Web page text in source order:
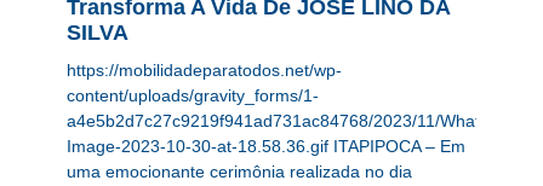
Transforma A Vida De JOSE LINO DA
SILVA
https://mobilidadeparatodos.net/wp-
content/uploads/gravity_forms/1-
a4e5b2d7c27c9219f941ad731ac84768/2023/11/WhatsApp-
Image-2023-10-30-at-18.58.36.gif ITAPIPOCA – Em
uma emocionante cerimônia realizada no dia